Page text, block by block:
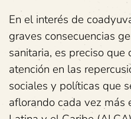
En el interés de
graves consecuencias
sanitaria, es preciso que
atención en las
sociales y políticas que
aflorando cada vez más